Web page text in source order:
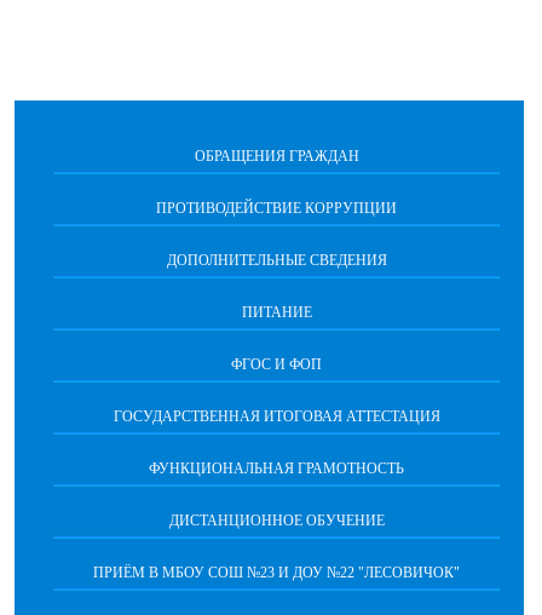
ОБРАЩЕНИЯ ГРАЖДАН
ПРОТИВОДЕЙСТВИЕ КОРРУПЦИИ
ДОПОЛНИТЕЛЬНЫЕ СВЕДЕНИЯ
ПИТАНИЕ
ФГОС И ФОП
ГОСУДАРСТВЕННАЯ ИТОГОВАЯ АТТЕСТАЦИЯ
ФУНКЦИОНАЛЬНАЯ ГРАМОТНОСТЬ
ДИСТАНЦИОННОЕ ОБУЧЕНИЕ
ПРИЁМ В МБОУ СОШ №23 И ДОУ №22 "ЛЕСОВИЧОК"